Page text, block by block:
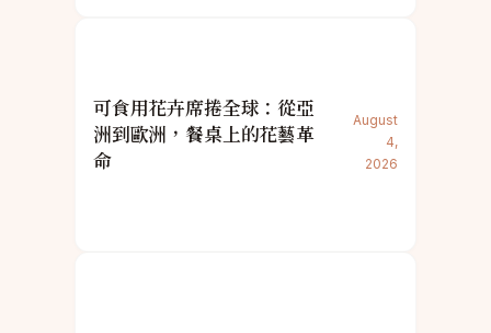
可食用花卉席捲全球：從亞
洲到歐洲，餐桌上的花藝革
命
August
4,
2026